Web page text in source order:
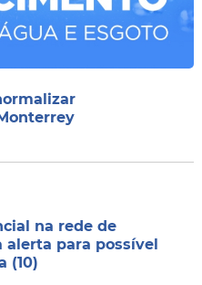
na rede de
para possível
(10)